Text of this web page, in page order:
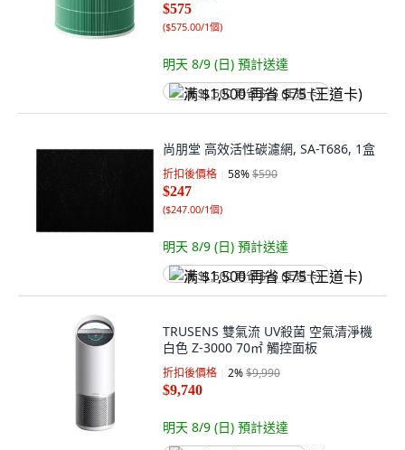
$575
($575.00/1個)
明天 8/9 (日) 預計送達
满 $1,500 再省 $75 (王道卡)
尚朋堂 高效活性碳濾網, SA-T686, 1盒
折扣後價格 58%$590
$247
($247.00/1個)
明天 8/9 (日) 預計送達
满 $1,500 再省 $75 (王道卡)
TRUSENS 雙氣流 UV殺菌 空氣清淨機
白色 Z-3000 70㎡ 觸控面板
折扣後價格 2%$9,990
$9,740
明天 8/9 (日) 預計送達